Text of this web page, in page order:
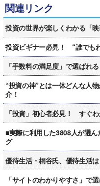
関連リンク
投資の世界が楽しくわかる「
投資ビギナー必見！ “誰でも
「手数料の満足度」で選ばれ
“投資の神”とは一体どんな人
介！
「投資」初心者必見！ すぐ
■実際に利用した3808人が選
グ
優待生活・桐谷氏、優待生活
「サイトのわかりやすさ」で